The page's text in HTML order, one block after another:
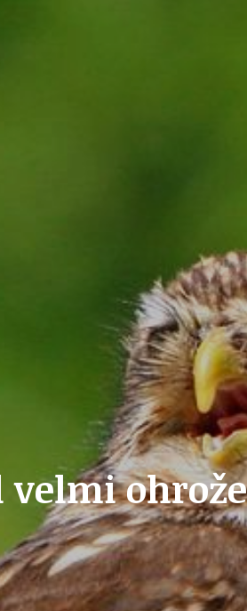
PRAŽSKÉ STAVEBNÍ
PŘELOŽKA I/12 A
PŘEVZATÉ ZPRÁVY Z
SKAUTSKÁ KLUBOVNA